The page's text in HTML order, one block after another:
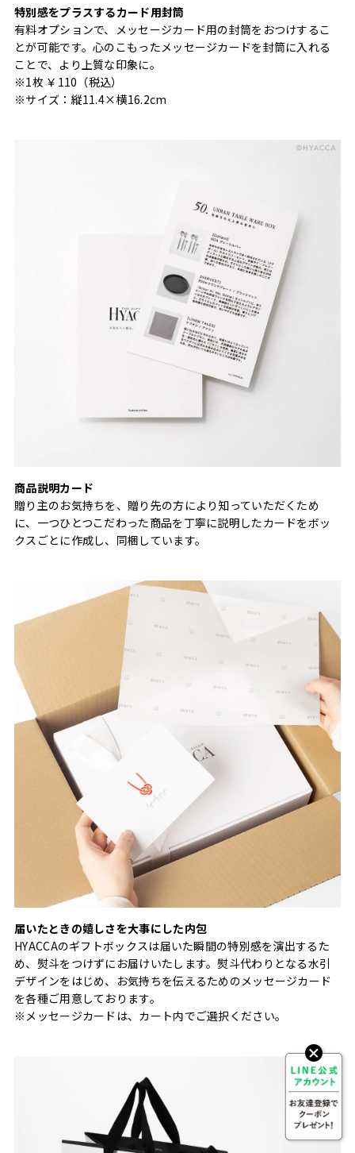
特別感をプラスするカード用封筒
有料オプションで、メッセージカード用の封筒をおつけするこ
とが可能です。心のこもったメッセージカードを封筒に入れる
ことで、より上質な印象に。
※1枚 ￥110（税込）
※サイズ：縦11.4×横16.2cm
商品説明カード
贈り主のお気持ちを、贈り先の方により知っていただくため
に、一つひとつこだわった商品を丁寧に説明したカードをボッ
クスごとに作成し、同梱しています。
届いたときの嬉しさを大事にした内包
HYACCAのギフトボックスは届いた瞬間の特別感を演出するた
め、熨斗をつけずにお届けいたします。熨斗代わりとなる水引
デザインをはじめ、お気持ちを伝えるためのメッセージカード
を各種ご用意しております。
※メッセージカードは、カート内でご選択ください。